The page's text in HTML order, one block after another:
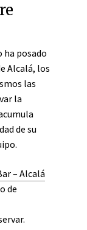
ha posado
Alcalá, los
las
la
de su
– Alcalá
de